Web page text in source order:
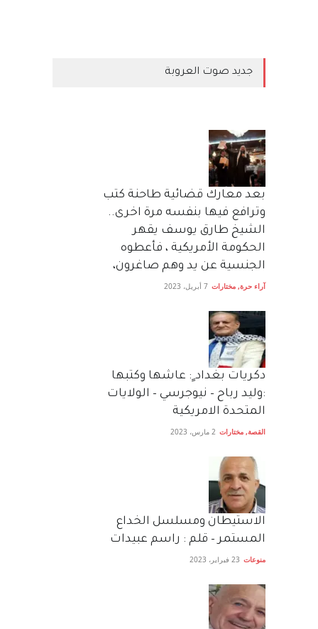
جديد صوت العروبة
بعد معارك قضائية طاحنة كتب
وترافع فيها بنفسه مرة اخرى..
الشيخ طارق يوسف يقهر
الحكومة الأمريكية ، فأعطوه
الجنسية عن يد وهم صاغرون،
آراء حرة, مختارات 7 أبريل، 2023
دكريات بغداد ٍ: عاشها وكتبها
:وليد رباح – نيوجرسي – الولايات
المتحدة الامريكية
القصة, مختارات 2 مارس، 2023
الاستيطان ومسلسل الخداع
المستمر – قلم : راسم عبيدات
منوعات 23 فبراير، 2023